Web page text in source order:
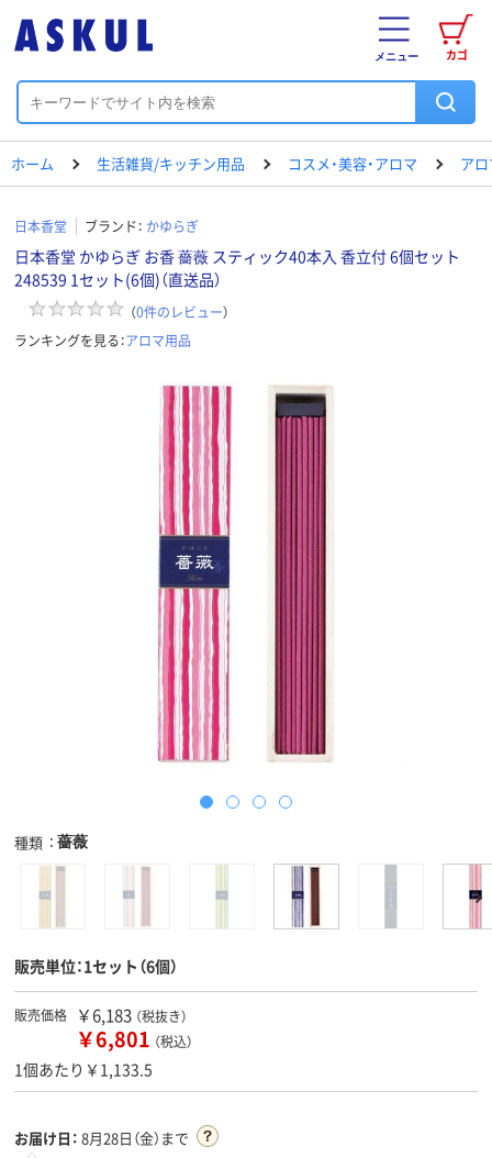
カゴ
メニュー
ホーム 生活雑貨/キッチン用品 コスメ・美容・アロマ ア
日本香堂 ブランド： かゆらぎ
日本香堂 かゆらぎ お香 薔薇 スティック40本入 香立付 6個セット
248539 1セット(6個)（直送品）
（0件のレビュー）
ランキングを見る：アロマ用品
種類 薔薇
販売単位：1セット（6個）
販売価格 ￥6,183 （税抜き）
￥6,801 （税込）
1個あたり￥1,133.5
お届け日： 8月28日（金）まで